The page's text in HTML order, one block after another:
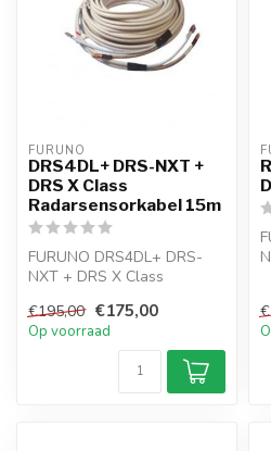
FURUNO
DRS4DL+ DRS-NXT +
DRS X Class
Radarsensorkabel 15m
FURUNO DRS4DL+ DRS-
NXT + DRS X Class
€195,00 €175,00
Op voorraad